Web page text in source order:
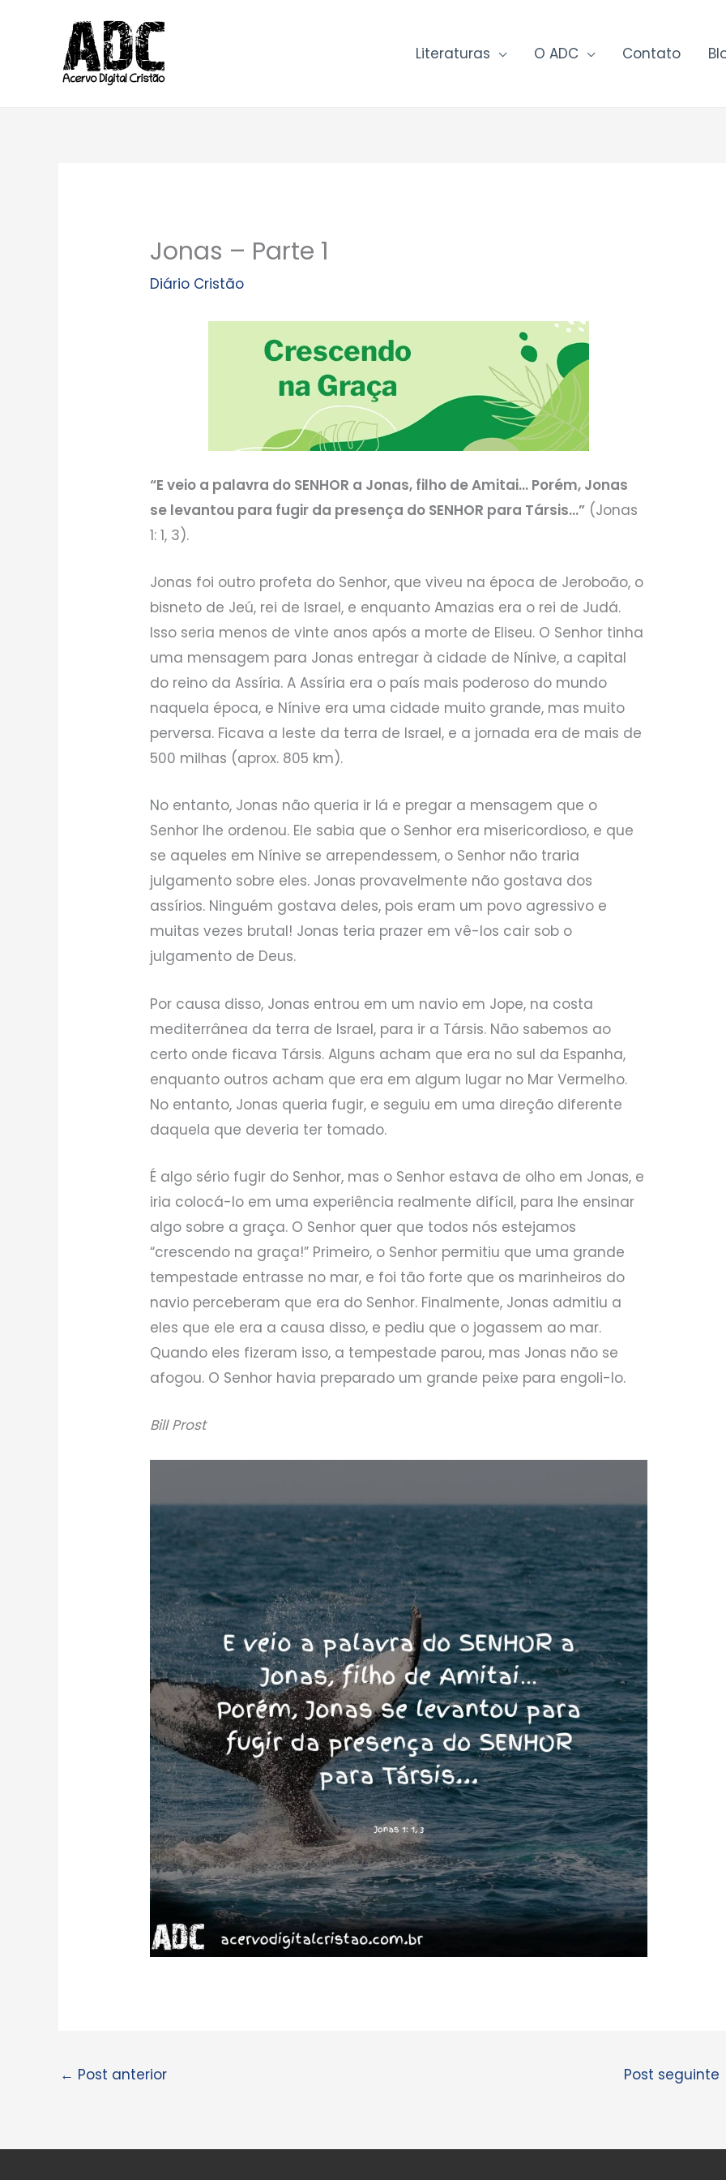
conteúdo
Literaturas O ADC Contato
Jonas – Parte 1
Diário Cristão
“E veio a palavra do SENHOR a Jonas, filho de Amitai… Porém, Jonas
se levantou para fugir da presença do SENHOR para Társis…” (Jonas
1: 1, 3).
Jonas foi outro profeta do Senhor, que viveu na época de Jeroboão, o
bisneto de Jeú, rei de Israel, e enquanto Amazias era o rei de Judá.
Isso seria menos de vinte anos após a morte de Eliseu. O Senhor tinha
uma mensagem para Jonas entregar à cidade de Nínive, a capital
do reino da Assíria. A Assíria era o país mais poderoso do mundo
naquela época, e Nínive era uma cidade muito grande, mas muito
perversa. Ficava a leste da terra de Israel, e a jornada era de mais de
500 milhas (aprox. 805 km).
No entanto, Jonas não queria ir lá e pregar a mensagem que o
Senhor lhe ordenou. Ele sabia que o Senhor era misericordioso, e que
se aqueles em Nínive se arrependessem, o Senhor não traria
julgamento sobre eles. Jonas provavelmente não gostava dos
assírios. Ninguém gostava deles, pois eram um povo agressivo e
muitas vezes brutal! Jonas teria prazer em vê-los cair sob o
julgamento de Deus.
Por causa disso, Jonas entrou em um navio em Jope, na costa
mediterrânea da terra de Israel, para ir a Társis. Não sabemos ao
certo onde ficava Társis. Alguns acham que era no sul da Espanha,
enquanto outros acham que era em algum lugar no Mar Vermelho.
No entanto, Jonas queria fugir, e seguiu em uma direção diferente
daquela que deveria ter tomado.
É algo sério fugir do Senhor, mas o Senhor estava de olho em Jonas, e
iria colocá-lo em uma experiência realmente difícil, para lhe ensinar
algo sobre a graça. O Senhor quer que todos nós estejamos
“crescendo na graça!” Primeiro, o Senhor permitiu que uma grande
tempestade entrasse no mar, e foi tão forte que os marinheiros do
navio perceberam que era do Senhor. Finalmente, Jonas admitiu a
eles que ele era a causa disso, e pediu que o jogassem ao mar.
Quando eles fizeram isso, a tempestade parou, mas Jonas não se
afogou. O Senhor havia preparado um grande peixe para engoli-lo.
Bill Prost
← Post anterior Post seguinte